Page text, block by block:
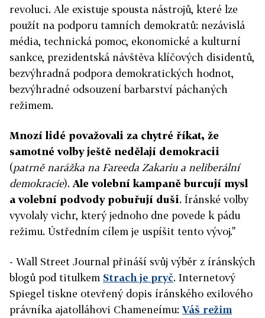
revoluci. Ale existuje spousta nástrojů, které lze
použít na podporu tamních demokratů: nezávislá
média, technická pomoc, ekonomické a kulturní
sankce, prezidentská návštěva klíčových disidentů,
bezvýhradná podpora demokratických hodnot,
bezvýhradné odsouzení barbarství páchaných
režimem.
Mnozí lidé považovali za chytré říkat, že
samotné volby ještě nedělají demokracii
(patrněnarážka na Fareeda Zakariu a neliberální
demokracie). Ale volební kampaně burcují mysl
a volební podvody pobuřují duši. Íránské volby
vyvolaly vichr, který jednoho dne povede k pádu
režimu. Ústředním cílem je uspíšit tento vývoj."
- Wall Street Journal přináší svůj výběr z íránských
blogů pod titulkem Strach je pryč. Internetový
Spiegel tiskne otevřený dopis íránského exilového
právníka ajatolláhovi Chameneímu: Váš režim